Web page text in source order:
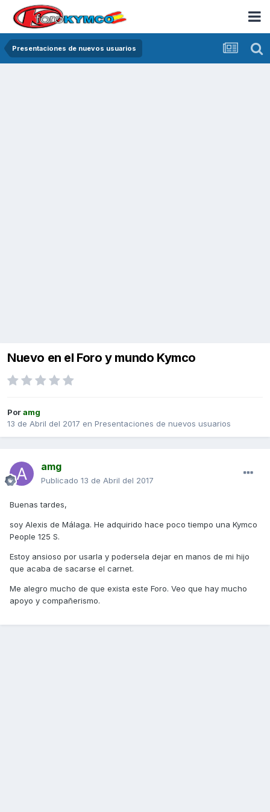
Presentaciones de nuevos usuarios
Nuevo en el Foro y mundo Kymco
Poramg
13 de Abril del 2017 en Presentaciones de nuevos usuarios
amg
Publicado 13 de Abril del 2017
Buenas tardes,
soy Alexis de Málaga. He adquirido hace poco tiempo una Kymco
People 125 S.
Estoy ansioso por usarla y podersela dejar en manos de mi hijo
que acaba de sacarse el carnet.
Me alegro mucho de que exista este Foro. Veo que hay mucho
apoyo y compañerismo.